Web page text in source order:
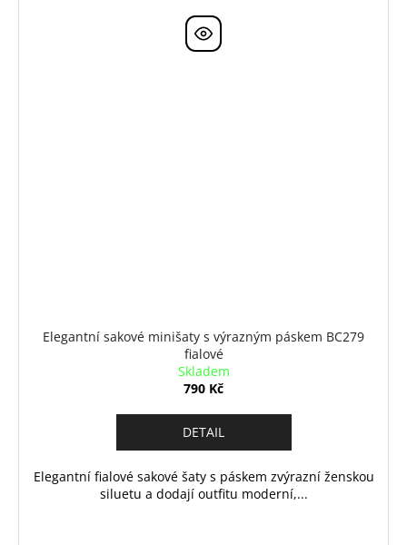
Elegantní sakové minišaty s výrazným páskem BC279
fialové
Skladem
790 Kč
DETAIL
Elegantní fialové sakové šaty s páskem zvýrazní ženskou
siluetu a dodají outfitu moderní,...